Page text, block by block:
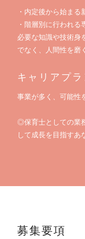
・内定後から始まる
・階層別に行われ
必要な知識や技術身
でなく、人間性を磨
キャリアプ
事業が多く、可能性
◎保育士としての業
して成長を目指すあ
募集要項